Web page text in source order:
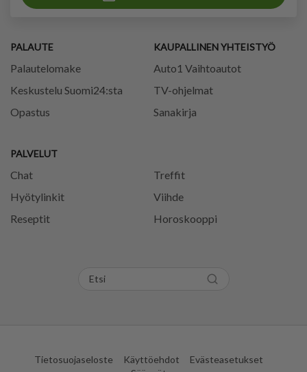
PALAUTE
Palautelomake
Keskustelu Suomi24:sta
Opastus
PALVELUT
Chat
Treffit
Hyötylinkit
Viihde
Reseptit
Horoskooppi
KAUPALLINEN YHTEISTYÖ
Auto1 Vaihtoautot
TV-ohjelmat
Sanakirja
Tietosuojaseloste Käyttöehdot
Evästeasetukset